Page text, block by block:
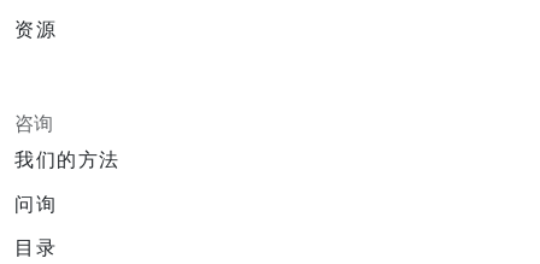
资源
咨询
我们的方法
问询
目录